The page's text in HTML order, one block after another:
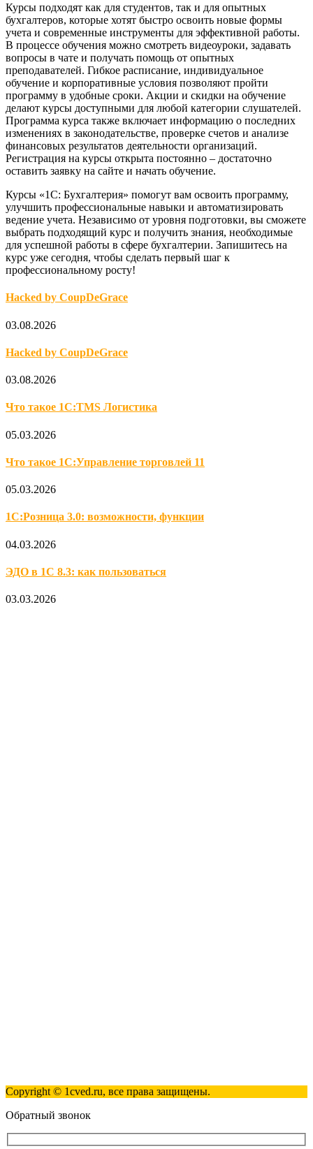
Курсы подходят как для студентов, так и для опытных
бухгалтеров, которые хотят быстро освоить новые формы
учета и современные инструменты для эффективной работы.
В процессе обучения можно смотреть видеоуроки, задавать
вопросы в чате и получать помощь от опытных
преподавателей. Гибкое расписание, индивидуальное
обучение и корпоративные условия позволяют пройти
программу в удобные сроки. Акции и скидки на обучение
делают курсы доступными для любой категории слушателей.
Программа курса также включает информацию о последних
изменениях в законодательстве, проверке счетов и анализе
финансовых результатов деятельности организаций.
Регистрация на курсы открыта постоянно – достаточно
оставить заявку на сайте и начать обучение.
Курсы «1С: Бухгалтерия» помогут вам освоить программу,
улучшить профессиональные навыки и автоматизировать
ведение учета. Независимо от уровня подготовки, вы сможете
выбрать подходящий курс и получить знания, необходимые
для успешной работы в сфере бухгалтерии. Запишитесь на
курс уже сегодня, чтобы сделать первый шаг к
профессиональному росту!
Hacked by CoupDeGrace
03.08.2026
Hacked by CoupDeGrace
03.08.2026
Что такое 1С:TMS Логистика
05.03.2026
Что такое 1С:Управление торговлей 11
05.03.2026
1С:Розница 3.0: возможности, функции
04.03.2026
ЭДО в 1С 8.3: как пользоваться
03.03.2026
Copyright © 1cved.ru, все права защищены.
Обратный звонок